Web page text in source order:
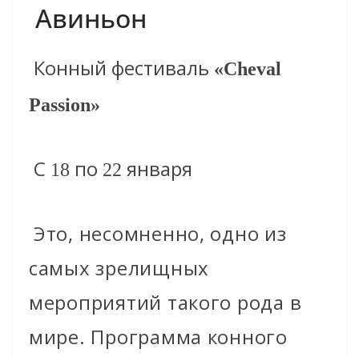
Авиньон
Конный фестиваль «Cheval
Passion»
С 18 по 22 января
Это, несомненно, одно из
самых зрелищных
мероприятий такого рода в
мире. Программа конного